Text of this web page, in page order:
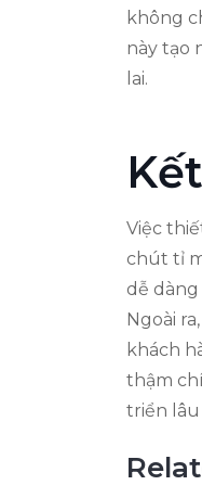
không
này tạo
lai.
Việc
chút tỉ
dễ
Ngoài
khách
thậm
triển lâu